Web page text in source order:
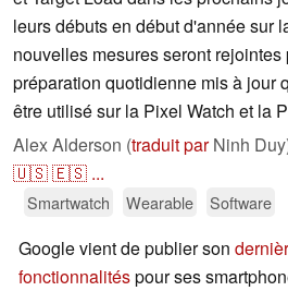
leurs débuts en début d'année sur
nouvelles mesures seront
préparation quotidienne mis à jour
être utilisé sur la Pixel Watch et la
Alex Alderson (traduit parNinh
🇺🇸🇪🇸 ...
Smartwatch Wearable Software
Google vient de publier son
fonctionnalitéspour ses